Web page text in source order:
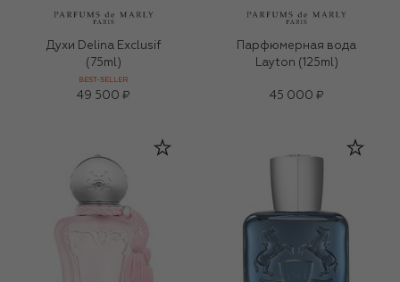
Духи Delina Exclusif
(75ml)
BEST-SELLER
49 500 ₽
Парфюмерная вода
Layton (125ml)
45 000 ₽